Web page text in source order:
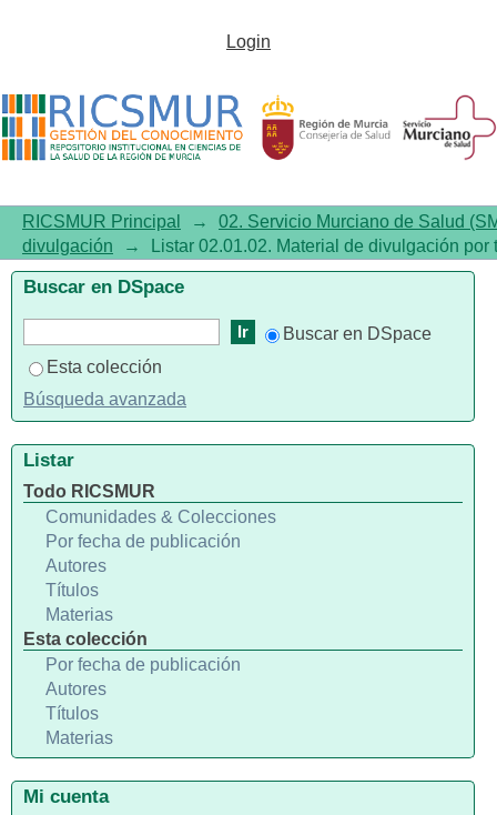
Listar02.01.02. Material de
Fetal"
Login
RICSMUR Principal →
02. Servicio Murciano de Salud
divulgación
→ Listar 02.01.02. Material de divulgación por
Buscar en DSpace
Buscar en DSpace
Esta colección
Búsqueda avanzada
Listar
Todo RICSMUR
Comunidades & Colecciones
Por fecha de publicación
Autores
Títulos
Materias
Esta colección
Por fecha de publicación
Autores
Títulos
Materias
Mi cuenta